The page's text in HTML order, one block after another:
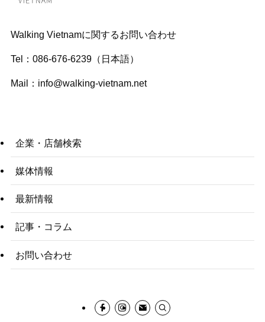
Walking Vietnamに関するお問い合わせ
Tel：086-676-6239（日本語）
Mail： info@walking-vietnam.net
企業・店舗検索
媒体情報
最新情報
記事・コラム
お問い合わせ